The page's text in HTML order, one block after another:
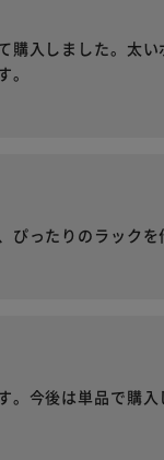
購入しました。太
ぴったりのラック
。今後は単品で購